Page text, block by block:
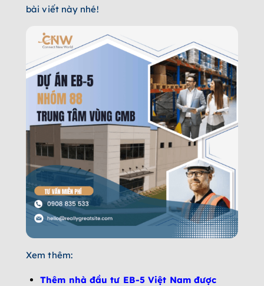
bài viết này nhé!
Xem thêm:
Thêm nhà đầu tư EB-5 Việt Nam được